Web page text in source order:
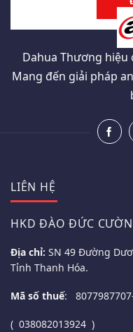
Dahua Thương hiệu
Mang đến giải pháp
LIÊN HỆ
HKD ĐÀO ĐỨC
Địa chỉ: SN 49 Đường
Tỉnh Thanh Hóa.
Mã số thuế:
( 038082013924 )